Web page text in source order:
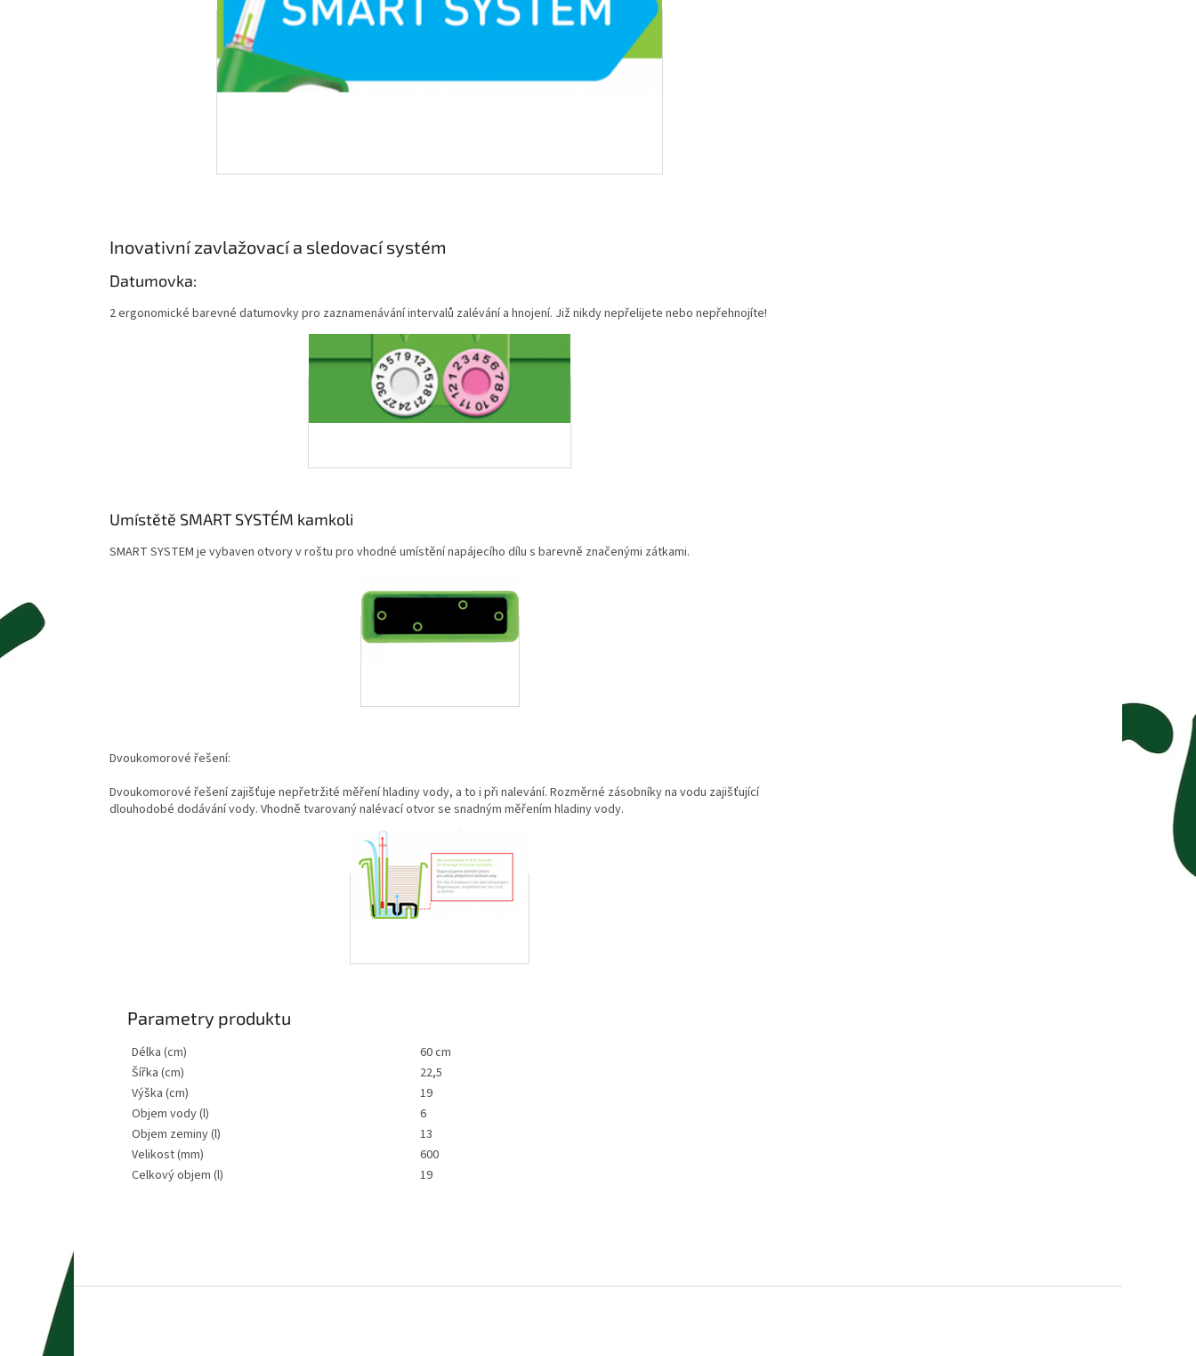
Inovativní zavlažovací a sledovací systém
Datumovka:
2 ergonomické barevné datumovky pro zaznamenávání intervalů zalévání a hnojení. Již nikdy nepřelijete nebo nepřehnojíte!
Umístětě SMART SYSTÉM kamkoli
SMART SYSTEM je vybaven otvory v roštu pro vhodné umístění napájecího dílu s barevně značenými zátkami.
Dvoukomorové řešení:
Dvoukomorové řešení zajišťuje nepřetržité měření hladiny vody, a to i při nalevání. Rozměrné zásobníky na vodu zajišťující
dlouhodobé dodávání vody. Vhodně tvarovaný nalévací otvor se snadným měřením hladiny vody.
Parametry produktu
Délka (cm)
60 cm
Šířka (cm)
22,5
Výška (cm)
19
Objem vody (l)
6
Objem zeminy (l)
13
Velikost (mm)
600
Celkový objem (l)
19